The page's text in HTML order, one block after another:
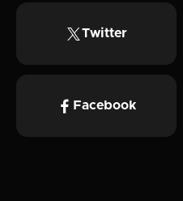
Twitter
Facebook